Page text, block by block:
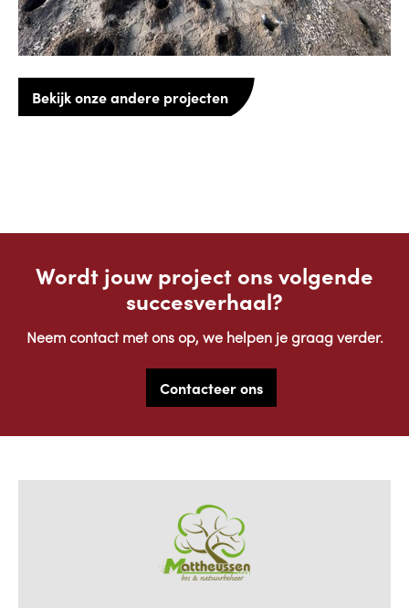
Bekijk onze andere projecten
Wordt jouw project ons volgende
succesverhaal?
Neem contact met ons op, we helpen je graag verder.
Contacteer ons